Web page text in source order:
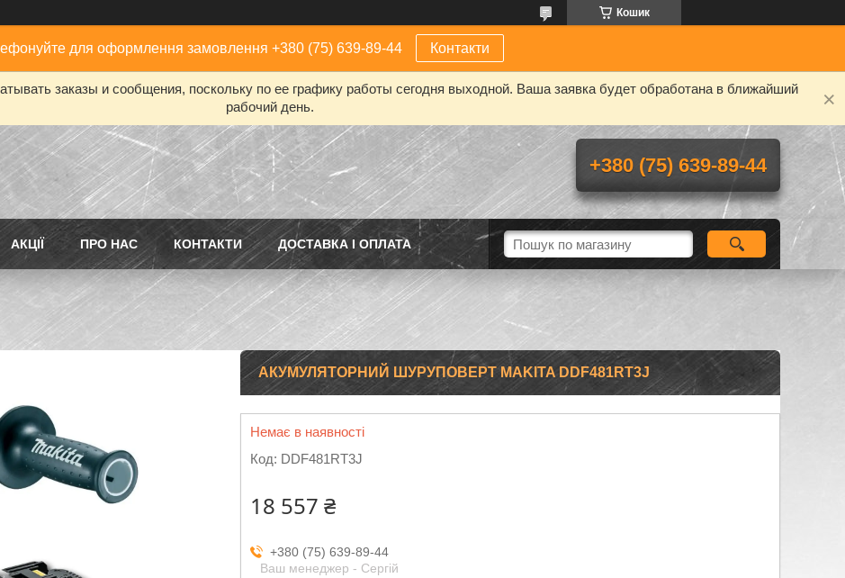
Кошик
для оформлення замовлення +380 (75) 639-89-44 Контакти
заказы и сообщения, поскольку по ее графику работы сегодня выходной. Ваша заявка будет обработана в ближайший
рабочий день.
+380 (75) 639-89-44
АКЦІЇ ПРО НАС КОНТАКТИ ДОСТАВКА І ОПЛАТА
АКУМУЛЯТОРНИЙ ШУРУПОВЕРТ MAKITA DDF481RT3J
Немає в наявності
Код: DDF481RT3J
18 557 ₴
+380 (75) 639-89-44
Ваш менеджер - Сергій